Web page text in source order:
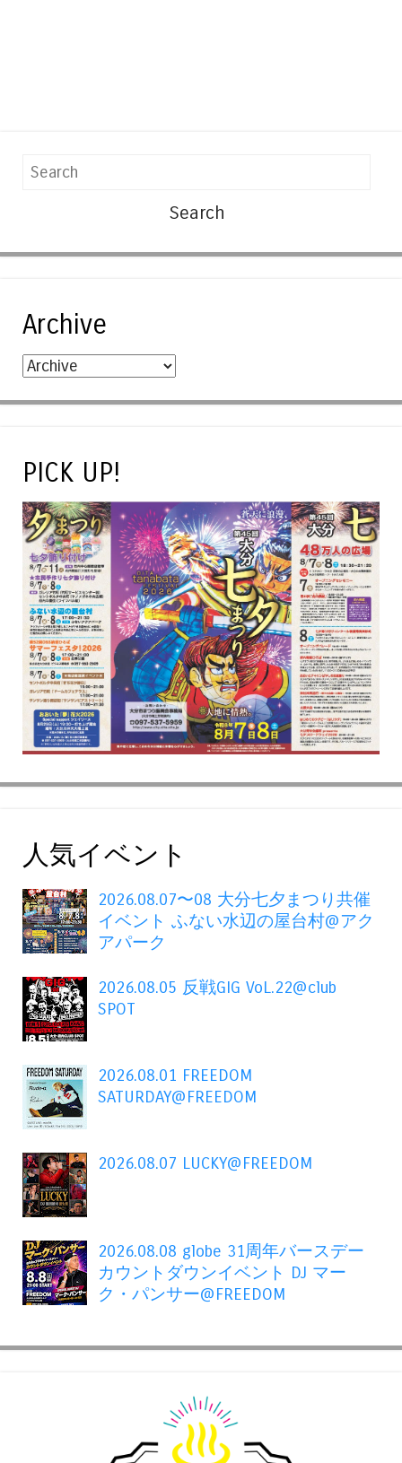
Search
Archive
PICK UP!
人気イベント
2026.08.07〜08 大分七夕まつり共催
イベント ふない水辺の屋台村@アク
アパーク
2026.08.05 反戦GIG VoL.22@club
SPOT
2026.08.01 FREEDOM
SATURDAY@FREEDOM
2026.08.07 LUCKY@FREEDOM
2026.08.08 globe 31周年バースデー
カウントダウンイベント DJ マー
ク・パンサー@FREEDOM